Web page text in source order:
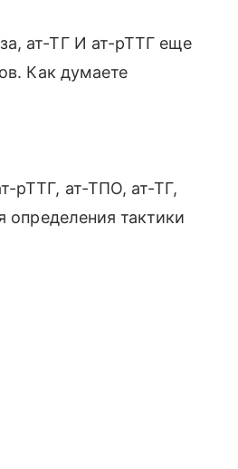
ат-ТГ И ат-рТТГ еще
Как думаете
рТТГ, ат-ТПО, ат-ТГ,
определения тактики